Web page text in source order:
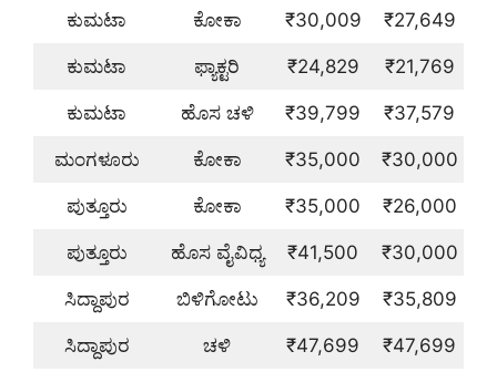
ಕುಮಟಾ ಕೋಕಾ ₹30,009 ₹27,649
ಕುಮಟಾ ಫ್ಯಾಕ್ಟರಿ ₹24,829 ₹21,769
ಕುಮಟಾ ಹೊಸ ಚಳಿ ₹39,799 ₹37,579
ಮಂಗಳೂರು ಕೋಕಾ ₹35,000 ₹30,000
ಪುತ್ತೂರು ಕೋಕಾ ₹35,000 ₹26,000
ಪುತ್ತೂರು ಹೊಸ ವೈವಿಧ್ಯ ₹41,500 ₹30,000
ಸಿದ್ದಾಪುರ ಬಿಳಿಗೋಟು ₹36,209 ₹35,809
ಸಿದ್ದಾಪುರ ಚಳಿ ₹47,699 ₹47,699